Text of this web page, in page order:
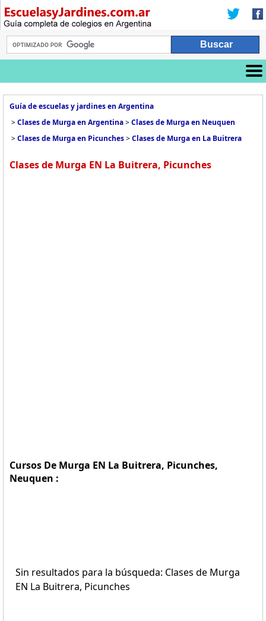
Guía de escuelas y jardines en Argentina
>Clases de Murga en Argentina>Clases de Murga en Neuquen
>Clases de Murga en Picunches>Clases de Murga en La Buitrera
Clases de Murga EN La Buitrera, Picunches
Cursos De Murga EN La Buitrera, Picunches,
Neuquen :
Sin resultados para la búsqueda: Clases de Murga
EN La Buitrera, Picunches